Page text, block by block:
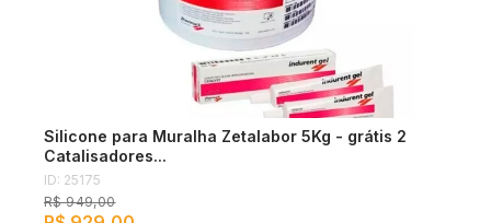
Silicone para Muralha Zetalabor 5Kg - grátis 2
Catalisadores...
ID: 25175
R$ 949,00